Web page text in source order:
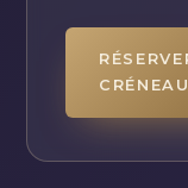
CRÉNEAU